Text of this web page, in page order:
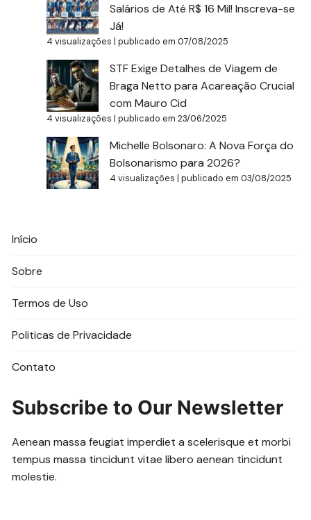
Salários de Até R$ 16 Mil! Inscreva-se
Já!
4 visualizações |publicado em 07/08/2025
STF Exige Detalhes de Viagem de
Braga Netto para Acareação Crucial
com Mauro Cid
4 visualizações |publicado em 23/06/2025
Michelle Bolsonaro: A Nova Força do
Bolsonarismo para 2026?
4 visualizações |publicado em 03/08/2025
Início
Sobre
Termos de Uso
Politicas de Privacidade
Contato
Subscribe to Our Newsletter
Aenean massa feugiat imperdiet a scelerisque et morbi
tempus massa tincidunt vitae libero aenean tincidunt
molestie.